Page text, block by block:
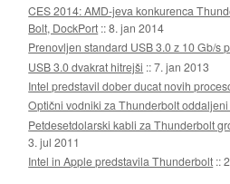
CES 2014: AMD-jeva konkurenca
Bolt, DockPort ::8. jan 2014
Prenovljen standard USB 3.0 z 10 Gb/s
USB 3.0 dvakrat hitrejši ::7. jan 2013
Intel predstavil dober ducat novih
Optični vodniki za Thunderbolt
Petdesetdolarski kabli za Thunderbolt
3. jul 2011
Intel in Apple predstavila Thunderbolt ::